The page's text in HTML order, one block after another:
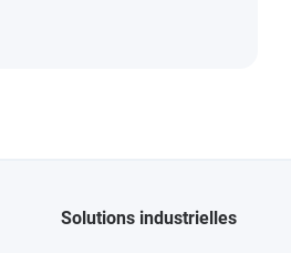
Solutions industrielles